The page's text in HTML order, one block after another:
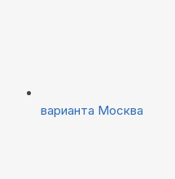
варианта Москва